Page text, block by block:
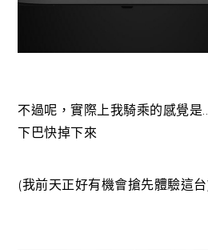
不過呢，實際上我騎乘的感覺是
下巴快掉下來
(我前天正好有機會搶先體驗這台